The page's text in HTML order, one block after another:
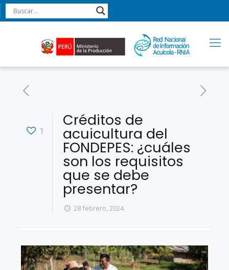
1
Créditos de
acuicultura del
FONDEPES: ¿cuáles
son los requisitos
que se debe
presentar?
28 febrero, 2024